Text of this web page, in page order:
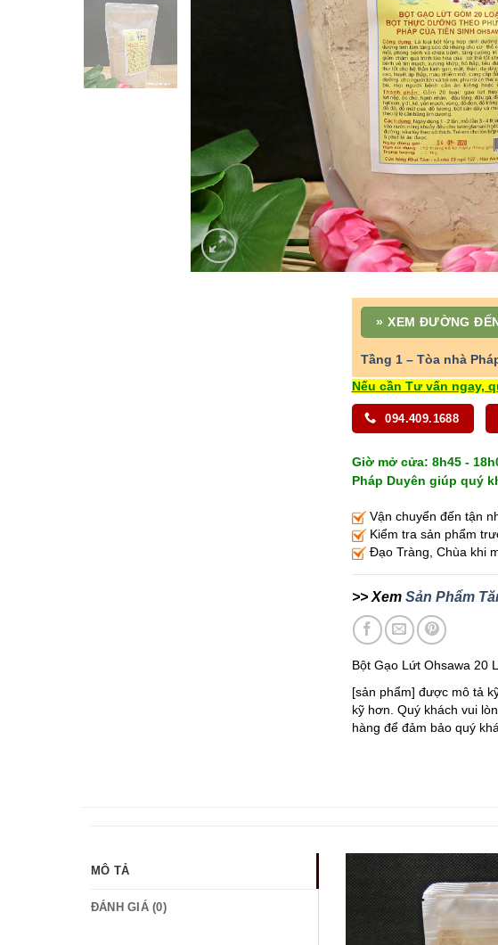
» XEM ĐƯỜNG
Tầng 1 – Tòa nhà
Nếu cần Tư vấn ngay,
094.409.1688
Giờ mở cửa: 8h45 -
Pháp Duyên giúp quý
Vận chuyển đến tận
Kiểm tra sản phẩm
Đạo Tràng, Chùa khi
>> Xem Sản Phẩm
Bột Gạo Lứt Ohsawa 20
[sản phẩm] được mô tả
kỹ hơn. Quý khách vui
hàng để đảm bảo quý
MÔ TẢ
ĐÁNH GIÁ (0)